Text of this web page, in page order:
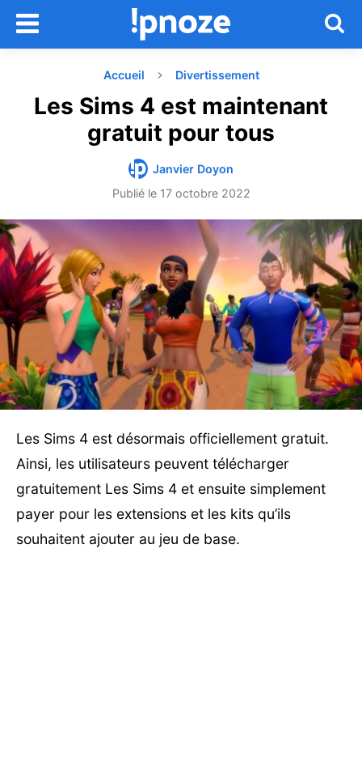
Accueil Divertissement
Les Sims 4 est maintenant
gratuit pour tous
Janvier Doyon
Publié le 17 octobre 2022
Les Sims 4 est désormais officiellement gratuit.
Ainsi, les utilisateurs peuvent télécharger
gratuitement Les Sims 4 et ensuite simplement
payer pour les extensions et les kits qu’ils
souhaitent ajouter au jeu de base.